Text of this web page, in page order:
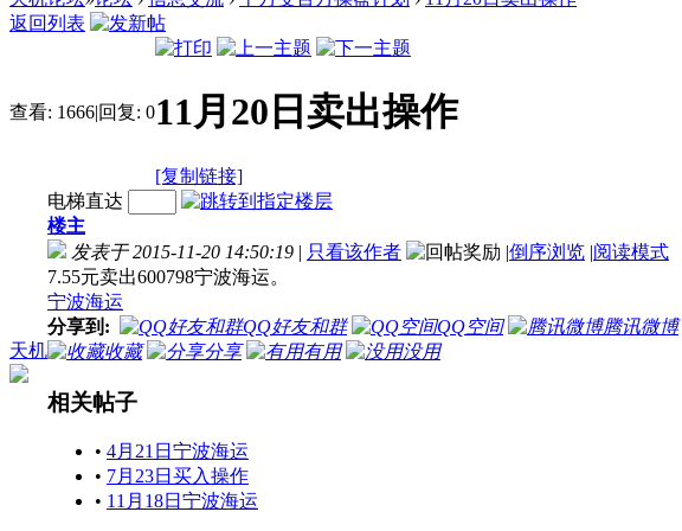
返回列表
查看: 1666|回复: 011月20日卖出操作
[复制链接]
天机
电梯直达
楼主
发表于 2015-11-20 14:50:19 | 只看该作者 |倒序浏览 |阅读模式
7.55元卖出600798宁波海运。
宁波海运
分享到:
QQ好友和群 QQ空间 腾讯微博
收藏
分享 有用 没用
相关帖子
• 4月21日宁波海运
• 7月23日买入操作
• 11月18日宁波海运